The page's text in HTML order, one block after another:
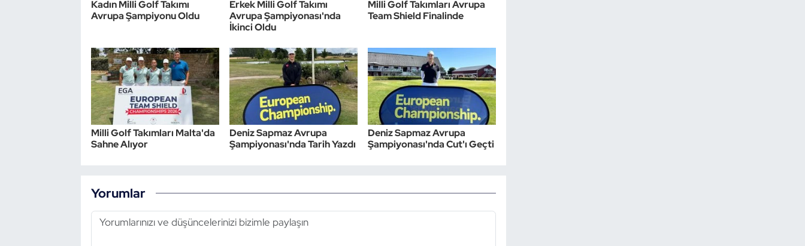
Kadın Milli Golf Takımı
Avrupa Şampiyonu Oldu
Erkek Milli Golf Takımı
Avrupa Şampiyonası'nda
İkinci Oldu
Milli Golf Takımları Avrupa
Team Shield Finalinde
Milli Golf Takımları Malta'da
Sahne Alıyor
Deniz Sapmaz Avrupa
Şampiyonası'nda Tarih Yazdı
Deniz Sapmaz Avrupa
Şampiyonası'nda Cut'ı Geçti
Yorumlar